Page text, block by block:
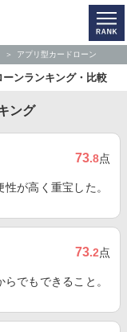
アプリ型カードローン
ーンランキング・比較
ング
73.8点
が高く重宝した。
73.2点
でもできること。